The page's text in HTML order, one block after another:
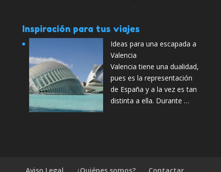
Inspiración para tus viajes
Ideas para una escapada a
Valencia
Valencia tiene una dualidad,
pues es la representación
de España y a la vez es tan
distinta a ella. Durante …